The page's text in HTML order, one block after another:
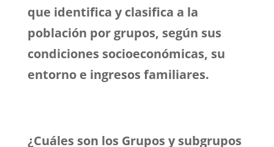
que identifica y clasifica a la
población por grupos, según sus
condiciones socioeconómicas, su
entorno e ingresos familiares.
¿Cuáles son los Grupos y subgrupos